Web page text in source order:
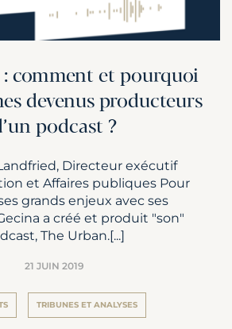
: comment et pourquoi
devenus producteurs
podcast ?
Directeur exécutif
et Affaires publiques Pour
grands enjeux avec ses
a créé et produit "son"
The Urban.[...]
21 JUIN 2019
TRIBUNES ET ANALYSES